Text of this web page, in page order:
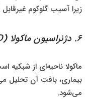
زیرا آسیب گلوکوم
۶. دژنراسیون ماکولا (AMD)
ماکولا ناحیه‌ای از شبکیه
بیماری، بافت آن تحلیل
می‌شود.